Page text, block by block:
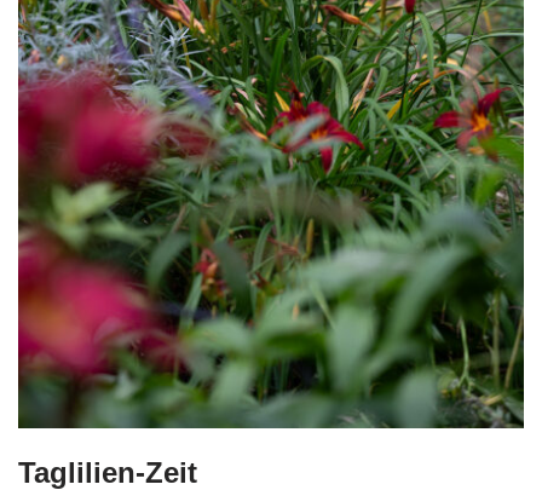
Taglilien-Zeit